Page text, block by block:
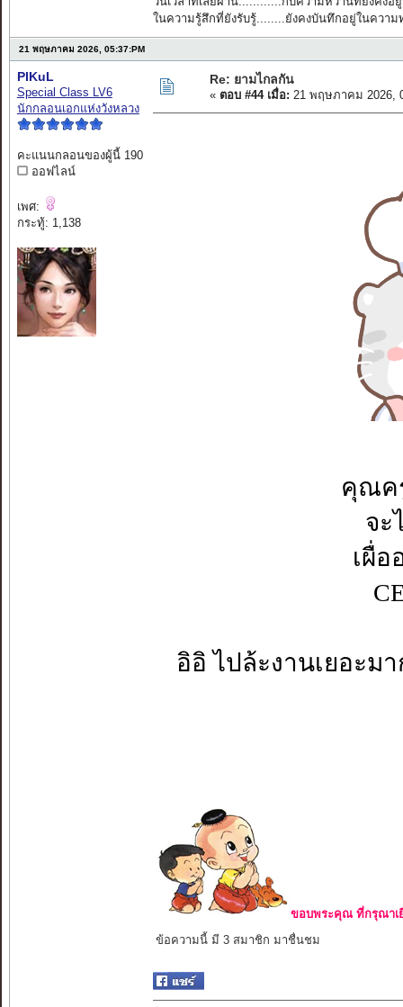
ในความรู้สึกที่ยังรับรู้........ยังคงบันทึกอยู่ในความ
21 พฤษภาคม 2026, 05:37:PM
PIKuL
Special Class LV6
นักกลอนเอกแห่งวังหลวง
คะแนนกลอนของผู้นี้ 190
ออฟไลน์
เพศ:
กระทู้: 1,138
Re: ยามไกลกัน
« ตอบ #44 เมื่อ: 21 พฤษภาคม 2026,
คุณค
จะ
เผื่
อิอิ ไปล้ะงานเยอะม
ขอบพระคุณ ที่กรุณาเ
ข้อความนี้ มี 3 สมาชิก มาชื่นชม